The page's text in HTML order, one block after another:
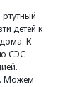
детей к
К
СЭС
Можем